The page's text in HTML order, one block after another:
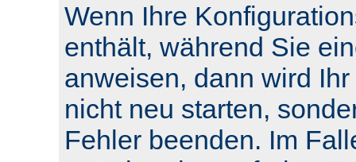
Wenn Ihre
enthält, während Sie
anweisen, dann wird
nicht neu starten,
Fehler beenden. Im